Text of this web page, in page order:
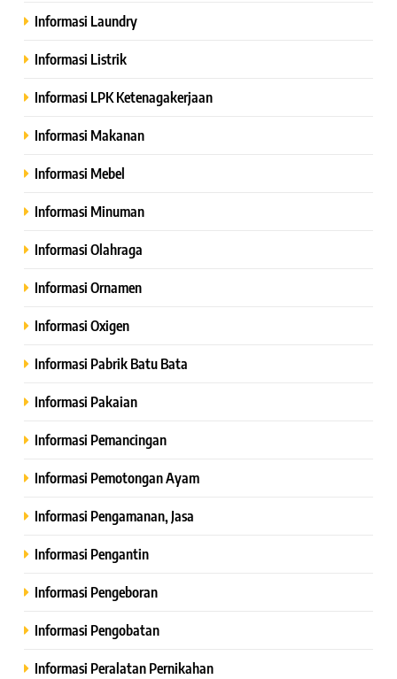
Informasi Laundry
Informasi Listrik
Informasi LPK Ketenagakerjaan
Informasi Makanan
Informasi Mebel
Informasi Minuman
Informasi Olahraga
Informasi Ornamen
Informasi Oxigen
Informasi Pabrik Batu Bata
Informasi Pakaian
Informasi Pemancingan
Informasi Pemotongan Ayam
Informasi Pengamanan, Jasa
Informasi Pengantin
Informasi Pengeboran
Informasi Pengobatan
Informasi Peralatan Pernikahan